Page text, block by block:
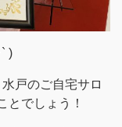
)
戸のご自宅サロ
とでしょう！